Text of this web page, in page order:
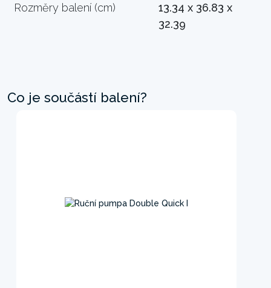
Rozměry balení (cm)
13.34 x 36.83 x
32.39
Co je součástí balení?